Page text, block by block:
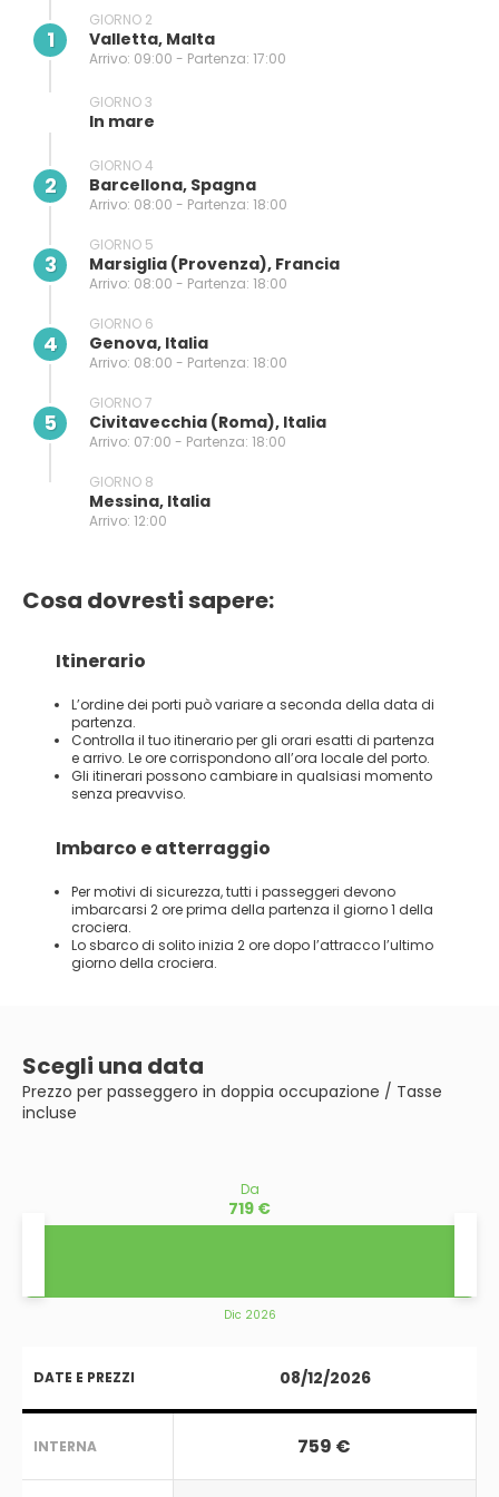
1
GIORNO 2
Valletta, Malta
Arrivo: 09:00 - Partenza: 17:00
GIORNO 3
In mare
2
GIORNO 4
Barcellona, Spagna
Arrivo: 08:00 - Partenza: 18:00
3
GIORNO 5
Marsiglia (provenza), Francia
Arrivo: 08:00 - Partenza: 18:00
4
GIORNO 6
Genova, Italia
Arrivo: 08:00 - Partenza: 18:00
5
GIORNO 7
Civitavecchia (Roma), Italia
Arrivo: 07:00 - Partenza: 18:00
GIORNO 8
Messina, Italia
Arrivo: 12:00
Cosa dovresti sapere:
Itinerario
L’ordine dei porti può variare a seconda della data di
partenza.
Controlla il tuo itinerario per gli orari esatti di partenza
e arrivo. Le ore corrispondono all’ora locale del porto.
Gli itinerari possono cambiare in qualsiasi momento
senza preavviso.
Imbarco e atterraggio
Per motivi di sicurezza, tutti i passeggeri devono
imbarcarsi 2 ore prima della partenza il giorno 1 della
crociera.
Lo sbarco di solito inizia 2 ore dopo l’attracco l’ultimo
giorno della crociera.
Scegli una data
Prezzo per passeggero in doppia occupazione / Tasse
incluse
Da
719 €
Dic 2026
DATE E PREZZI
INTERNA
08/12/2026
759 €